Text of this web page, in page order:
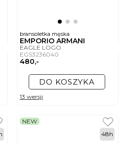
bransoletka męska
EMPORIO ARMANI
EAGLE LOGO
EGS3236040
480,-
DO KOSZYKA
13 wersji
NEW
48h